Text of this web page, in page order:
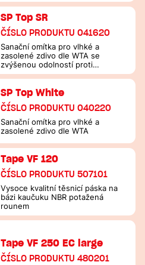
SP Top SR
ČÍSLO PRODUKTU 041620
Sanační omítka pro vlhké a
zasolené zdivo dle WTA se
zvýšenou odolností proti
síranům.
SP Top White
ČÍSLO PRODUKTU 040220
Sanační omítka pro vlhké a
zasolené zdivo dle WTA
Tape VF 120
ČÍSLO PRODUKTU 507101
Vysoce kvalitní těsnicí páska na
bázi kaučuku NBR potažená
rounem
Tape VF 250 EC large
ČÍSLO PRODUKTU 480201